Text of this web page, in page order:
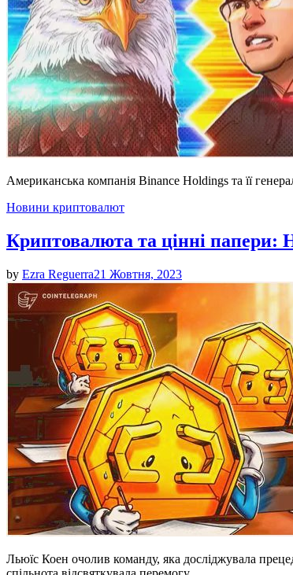
Американська компанія Binance Holdings та її
Posted
Новини криптовалют
Криптовалюта та цінні папери:
by Ezra Reguerra21 Жовтня, 2023
Льюїс Коен очолив команду, яка досліджувала